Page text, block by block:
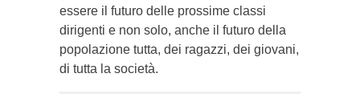
essere il futuro delle prossime classi
dirigenti e non solo, anche il futuro della
popolazione tutta, dei ragazzi, dei giovani,
di tutta la società.